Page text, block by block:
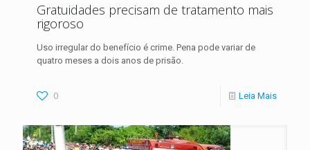
Gratuidades precisam de tratamento mais
rigoroso
Uso irregular do benefício é crime. Pena pode variar de
quatro meses a dois anos de prisão.
0 Leia Mais